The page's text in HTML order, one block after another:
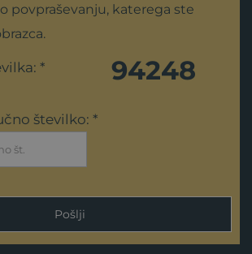
povpraševanju, katerega ste
* 94248
številko: *
Pošlji